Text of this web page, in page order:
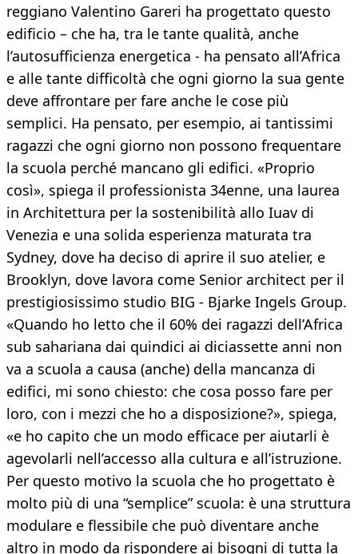
reggiano Valentino Gareri ha progettato questo
edificio – che ha, tra le tante qualità, anche
l’autosufficienza energetica - ha pensato all’Africa
e alle tante difficoltà che ogni giorno la sua gente
deve affrontare per fare anche le cose più
semplici. Ha pensato, per esempio, ai tantissimi
ragazzi che ogni giorno non possono frequentare
la scuola perché mancano gli edifici. «Proprio
così», spiega il professionista 34enne, una laurea
in Architettura per la sostenibilità allo Iuav di
Venezia e una solida esperienza maturata tra
Sydney, dove ha deciso di aprire il suo atelier, e
Brooklyn, dove lavora come Senior architect per il
prestigiosissimo studio BIG - Bjarke Ingels Group.
«Quando ho letto che il 60% dei ragazzi dell’Africa
sub sahariana dai quindici ai diciassette anni non
va a scuola a causa (anche) della mancanza di
edifici, mi sono chiesto: che cosa posso fare per
loro, con i mezzi che ho a disposizione?», spiega,
«e ho capito che un modo efficace per aiutarli è
agevolarli nell’accesso alla cultura e all’istruzione.
Per questo motivo la scuola che ho progettato è
molto più di una “semplice” scuola: è una struttura
modulare e flessibile che può diventare anche
altro in modo da rispondere ai bisogni di tutta la